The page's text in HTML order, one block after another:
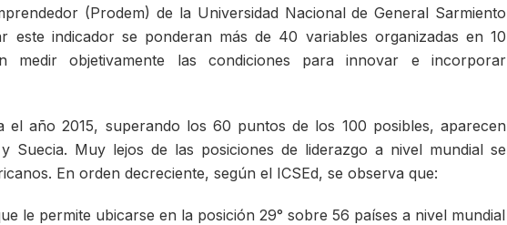
(Prodem) de la Universidad Nacional de General Sarmiento
este indicador se ponderan más de 40 variables organizadas en 10
medir objetivamente las condiciones para innovar e incorporar
el año 2015, superando los 60 puntos de los 100 posibles, aparecen
Suecia. Muy lejos de las posiciones de liderazgo a nivel mundial se
En orden decreciente, según el ICSEd, se observa que:
le permite ubicarse en la posición 29° sobre 56 países a nivel mundial